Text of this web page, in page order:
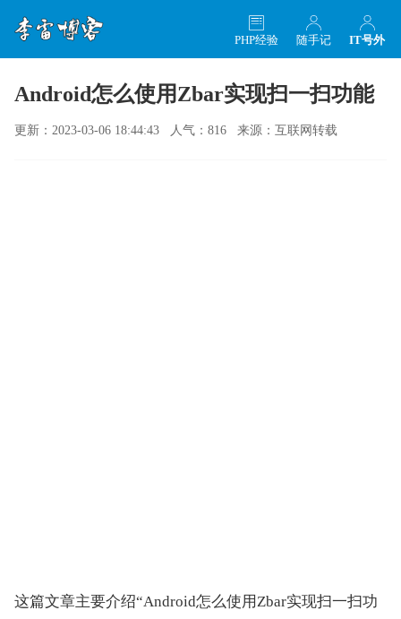
IT号外
随手记
PHP经验
Android怎么使用Zbar实现扫一扫功能
更新：2023-03-06 18:44:43 人气：816 来源：互联网转载
这篇文章主要介绍“Android怎么使用Zbar实现扫一扫功